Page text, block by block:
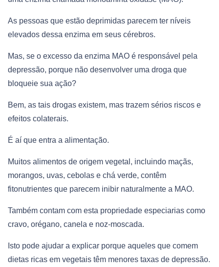
As pessoas que estão deprimidas parecem ter níveis
elevados dessa enzima em seus cérebros.
Mas, se o excesso da enzima MAO é responsável pela
depressão, porque não desenvolver uma droga que
bloqueie sua ação?
Bem, as tais drogas existem, mas trazem sérios riscos e
efeitos colaterais.
É aí que entra a alimentação.
Muitos alimentos de origem vegetal, incluindo maçãs,
morangos, uvas, cebolas e chá verde, contêm
fitonutrientes que parecem inibir naturalmente a MAO.
Também contam com esta propriedade especiarias como
cravo, orégano, canela e noz-moscada.
Isto pode ajudar a explicar porque aqueles que comem
dietas ricas em vegetais têm menores taxas de depressão.